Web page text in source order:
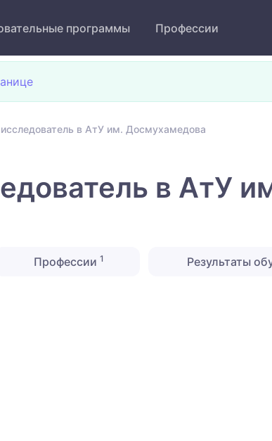
программы Профессии
в АтУ им. Досмухамедова
в АтУ
Профессии 1 Результаты